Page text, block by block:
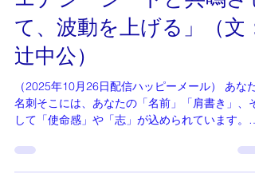
ハッピーメール
「名刺は「あなたの分身」
エナジーシートと共鳴さ